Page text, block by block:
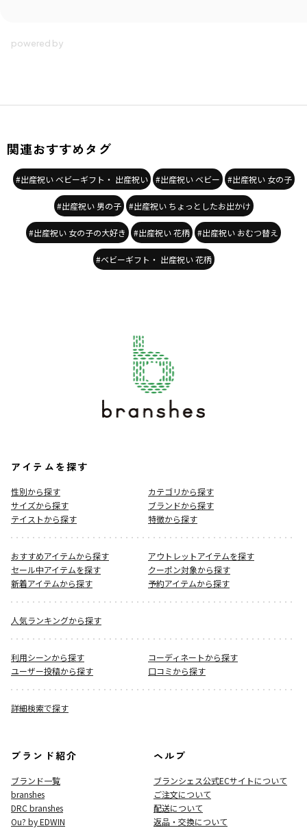
関連おすすめタグ
#出産祝い ベビーギフト・ 出産祝い #出産祝い ベビー #出産祝い 女の子
#出産祝い 男の子 #出産祝い ちょっとしたお出かけ
#出産祝い 女の子の大好き #出産祝い 花柄 #出産祝い おむつ替え
#ベビーギフト・ 出産祝い 花柄
アイテムを探す
性別から探す
カテゴリから探す
サイズから探す
ブランドから探す
テイストから探す
特徴から探す
おすすめアイテムから探す
アウトレットアイテムを探す
セール中アイテムを探す
クーポン対象から探す
新着アイテムから探す
予約アイテムから探す
人気ランキングから探す
利用シーンから探す
コーディネートから探す
ユーザー投稿から探す
口コミから探す
詳細検索で探す
ブランド紹介
ブランド一覧
branshes
DRC branshes
Ou? by EDWIN
ヘルプ
ブランシェス公式ECサイトについて
ご注文について
配送について
返品・交換について